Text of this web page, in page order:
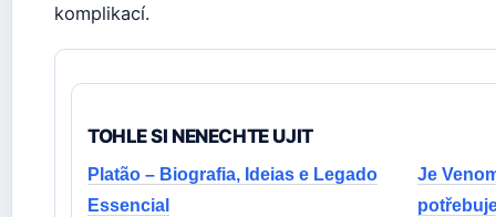
komplikací.
TOHLE SI NENECHTE UJIT
Platão – Biografia, Ideias e Legado
Essencial
Je